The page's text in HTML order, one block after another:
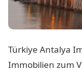
Türkiye Antalya
Immobilien zum